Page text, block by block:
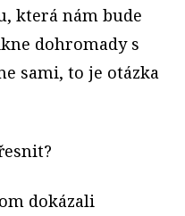
která nám bude
dohromady s
sami, to je otázka
dokázali